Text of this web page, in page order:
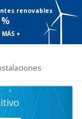
renovables
MÁS +